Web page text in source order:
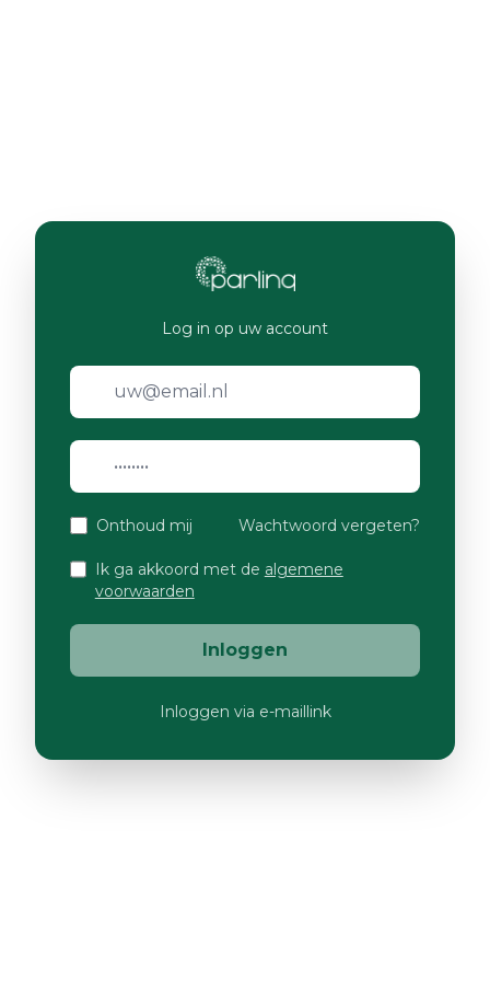
Log in op uw account
Onthoud mij Wachtwoord vergeten?
Ik ga akkoord met de algemene
voorwaarden
Inloggen
Inloggen via e-maillink